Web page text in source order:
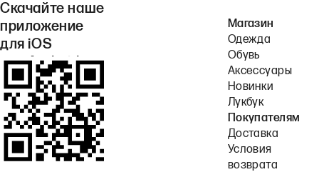
Скачайте наше
приложение
для iOS
или Android.
Магазин
Одежда
Обувь
Аксессуары
Новинки
Лукбук
Покупателям
Доставка
Условия
возврата